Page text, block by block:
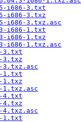
i686-3.txt
i686-3.txz
i686-3.txz.asc
i686-1.txt
i686-1.txz
i686-1.txz.asc
3.txt
3.txz
3.txz.asc
1.txt
1.txz
1.txz.asc
4.txt
4.txz
4.txz.asc
1.txt